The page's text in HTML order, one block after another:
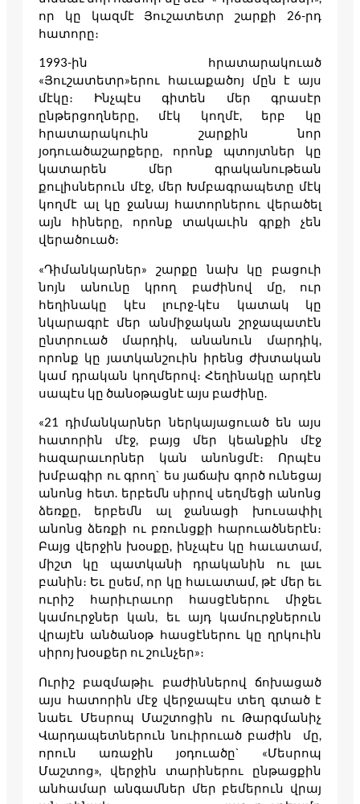
որ կը կազմէ Յուշատետր շարքի 26-րդ
հատորը։
1993-ին հրատարակուած
«Յուշատետր»երու հաւաքածոյ մըն է այս
մէկը։ Ինչպէս գիտեն մեր գրասէր
ընթերցողները, մէկ կողմէ, երբ կը
հրատարակուին շարքին նոր
յօդուածաշարքերը, որոնք պտոյտներ կը
կատարեն մեր գրականութեան
քուլիսներուն մէջ, մեր Խմբագրապետը մէկ
կողմէ ալ կը ջանայ հատորներու վերածել
այն հիները, որոնք տակաւին գրքի չեն
վերածուած։
«Դիմանկարներ» շարքը նախ կը բացուի
նոյն անունը կրող բաժինով մը, ուր
հեղինակը կէս լուրջ-կէս կատակ կը
նկարագրէ մեր անմիջական շրջապատէն
ընտրուած մարդիկ, անանուն մարդիկ,
որոնք կը յատկանշուին իրենց ժխտական
կամ դրական կողմերով։ Հեղինակը արդէն
սապէս կը ծանօթացնէ այս բաժինը.
«21 դիմանկարներ ներկայացուած են այս
հատորին մէջ, բայց մեր կեանքին մէջ
հազարաւորներ կան անոնցմէ։ Որպէս
խմբագիր ու գրող` ես յաճախ գործ ունեցայ
անոնց հետ. երբեմն սիրով սեղմեցի անոնց
ձեռքը, երբեմն ալ ջանացի խուսափիլ
անոնց ձեռքի ու բռունցքի հարուածներէն։
Բայց վերջին խօսքը, ինչպէս կը հաւատամ,
միշտ կը պատկանի դրականին ու լաւ
բանին։ Եւ ըսեմ, որ կը հաւատամ, թէ մեր եւ
ուրիշ հարիւրաւոր հասցէներու միջեւ
կամուրջներ կան, եւ այդ կամուրջներուն
վրայէն անծանօթ հասցէներու կը ղրկուին
սիրոյ խօսքեր ու շունչեր»։
Ուրիշ բազմաթիւ բաժիններով ճոխացած
այս հատորին մէջ վերջապէս տեղ գտած է
նաեւ Մեսրոպ Մաշտոցին ու Թարգմանիչ
Վարդապետներուն նուիրուած բաժին մը,
որուն առաջին յօդուածը` «Մեսրոպ
Մաշտոց», վերջին տարիներու ընթացքին
անհամար անգամներ մեր բեմերուն վրայ